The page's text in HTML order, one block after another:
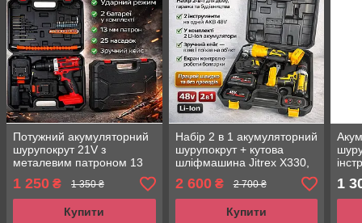
Потужний акумуляторний
шурупокрут 21V з
металевим патроном 13
мм (2 акумулятори)
1 250 ₴ 1 350 ₴
Купити
Набір 2 в 1 акумуляторний
шурупокрут + кутова
шліфмашина Jitrex X330,
48V, з дисплеєм, 2
акумулятори та кейс
2 600₴ 2 700 ₴
Купити
1